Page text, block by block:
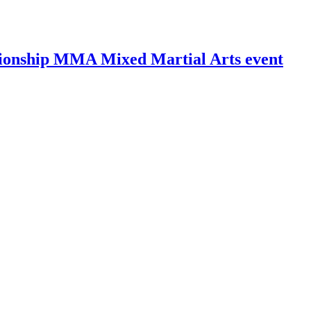
MMA Mixed Martial Arts event